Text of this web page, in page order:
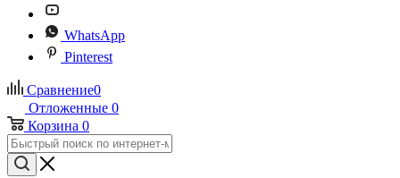
WhatsApp
Pinterest
Сравнение0
Отложенные 0
Корзина 0